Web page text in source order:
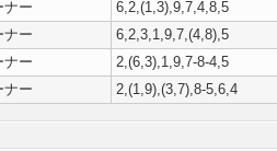
ナー
6,2,(1,3),9,7,4,8,5
ナー
6,2,3,1,9,7,(4,8),5
ナー
2,(6,3),1,9,7-8-4,5
ナー
2,(1,9),(3,7),8-5,6,4